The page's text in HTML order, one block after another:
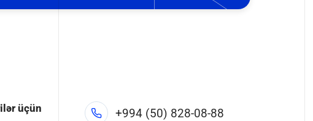
üçün +994 (50) 828-08-88